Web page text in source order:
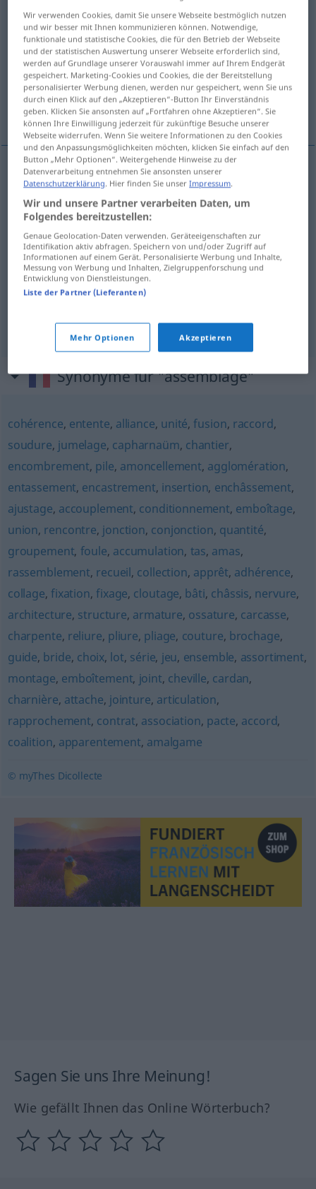
Übersicht aller Übersetzungen
(Für mehr Details die Übersetzung anklicken/antippen)
Zusammenfügen, Verbindung, Zusammenbau
Gemisch
Zusammenfügenn assemblage
Zusammenbaum assemblage
Verbindungf assemblage TECH
n assemblage FIG
Synonyme für "assemblage"
cohérence, entente, alliance, unité,fusion, raccord,
soudure, jumelage, capharnaüm, chantier,
encombrement, pile, amoncellement, agglomération,
entassement, encastrement, insertion, enchâssement,
ajustage, accouplement, conditionnement, emboîtage,
union, rencontre, jonction, conjonction, quantité,
groupement, foule, accumulation, tas, amas,
rassemblement, recueil, collection, apprêt, adhérence,
collage,fixation,fixage, cloutage, bâti, châssis, nervure,
architecture, structure, armature, ossature, carcasse,
charpente, reliure, pliure, pliage, couture, brochage,
guide, bride, choix, lot, série, jeu, ensemble, assortiment,
montage, emboîtement, joint, cheville, cardan,
charnière, attache, jointure, articulation,
rapprochement, contrat, association, pacte, accord,
coalition, apparentement, amalgame
© myThes Dicollecte
Sagen Sie uns Ihre Meinung!
Wie gefällt Ihnen das Online Wörterbuch?
Wir verwenden Cookies, damit Sie unsere Webseite bestmöglich nutzen
und wir besser mit Ihnen kommunizieren können. Notwendige,
funktionale und statistische Cookies, die für den Betrieb der Webseite
und der statistischen Auswertung unserer Webseite erforderlich sind,
werden auf Grundlage unserer Vorauswahl immer auf Ihrem Endgerät
gespeichert. Marketing-Cookies und Cookies, die der Bereitstellung
personalisierter Werbung dienen, werden nur gespeichert, wenn Sie uns
durch einen Klick auf den „Akzeptieren“-Button Ihr Einverständnis
geben. Klicken Sie ansonsten auf „Fortfahren ohne Akzeptieren“. Sie
können Ihre Einwilligung jederzeit für zukünftige Besuche unserer
Webseite widerrufen. Wenn Sie weitere Informationen zu den Cookies
und den Anpassungsmöglichkeiten möchten, klicken Sie einfach auf den
Button „Mehr Optionen“. Weitergehende Hinweise zu der
Datenverarbeitung entnehmen Sie ansonsten unserer
Datenschutzerklärung . Hier finden Sie unserImpressum
Wir und unsere Partner verarbeiten Daten, um
Folgendes bereitzustellen:
Genaue Geolocation-Daten verwenden. Geräteeigenschaften zur
Identifikation aktiv abfragen. Speichern von und/oder Zugriff auf
Informationen auf einem Gerät. Personalisierte Werbung und Inhalte,
Messung von Werbung und Inhalten, Zielgruppenforschung und
Entwicklung von Dienstleistungen.
Liste der Partner (Lieferanten)
Mehr Optionen Akzeptieren